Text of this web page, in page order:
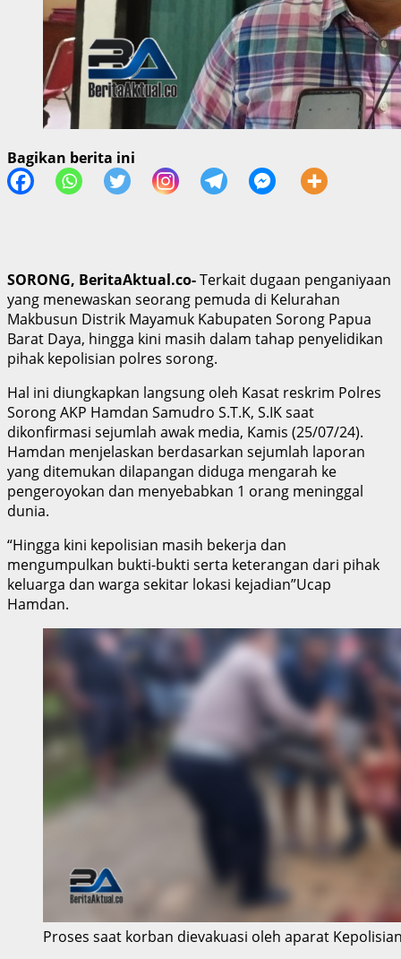
Bagikan berita ini
SORONG, BeritaAktual.co-Terkait dugaan penganiyaan
yang menewaskan seorang pemuda di Kelurahan
Makbusun Distrik Mayamuk Kabupaten Sorong Papua
Barat Daya, hingga kini masih dalam tahap penyelidikan
pihak kepolisian polres sorong.
Hal ini diungkapkan langsung oleh Kasat reskrim Polres
Sorong AKP Hamdan Samudro S.T.K, S.IK saat
dikonfirmasi sejumlah awak media, Kamis (25/07/24).
Hamdan menjelaskan berdasarkan sejumlah laporan
yang ditemukan dilapangan diduga mengarah ke
pengeroyokan dan menyebabkan 1 orang meninggal
dunia.
“Hingga kini kepolisian masih bekerja dan
mengumpulkan bukti-bukti serta keterangan dari pihak
keluarga dan warga sekitar lokasi kejadian”Ucap
Hamdan.
Proses saat korban dievakuasi oleh aparat